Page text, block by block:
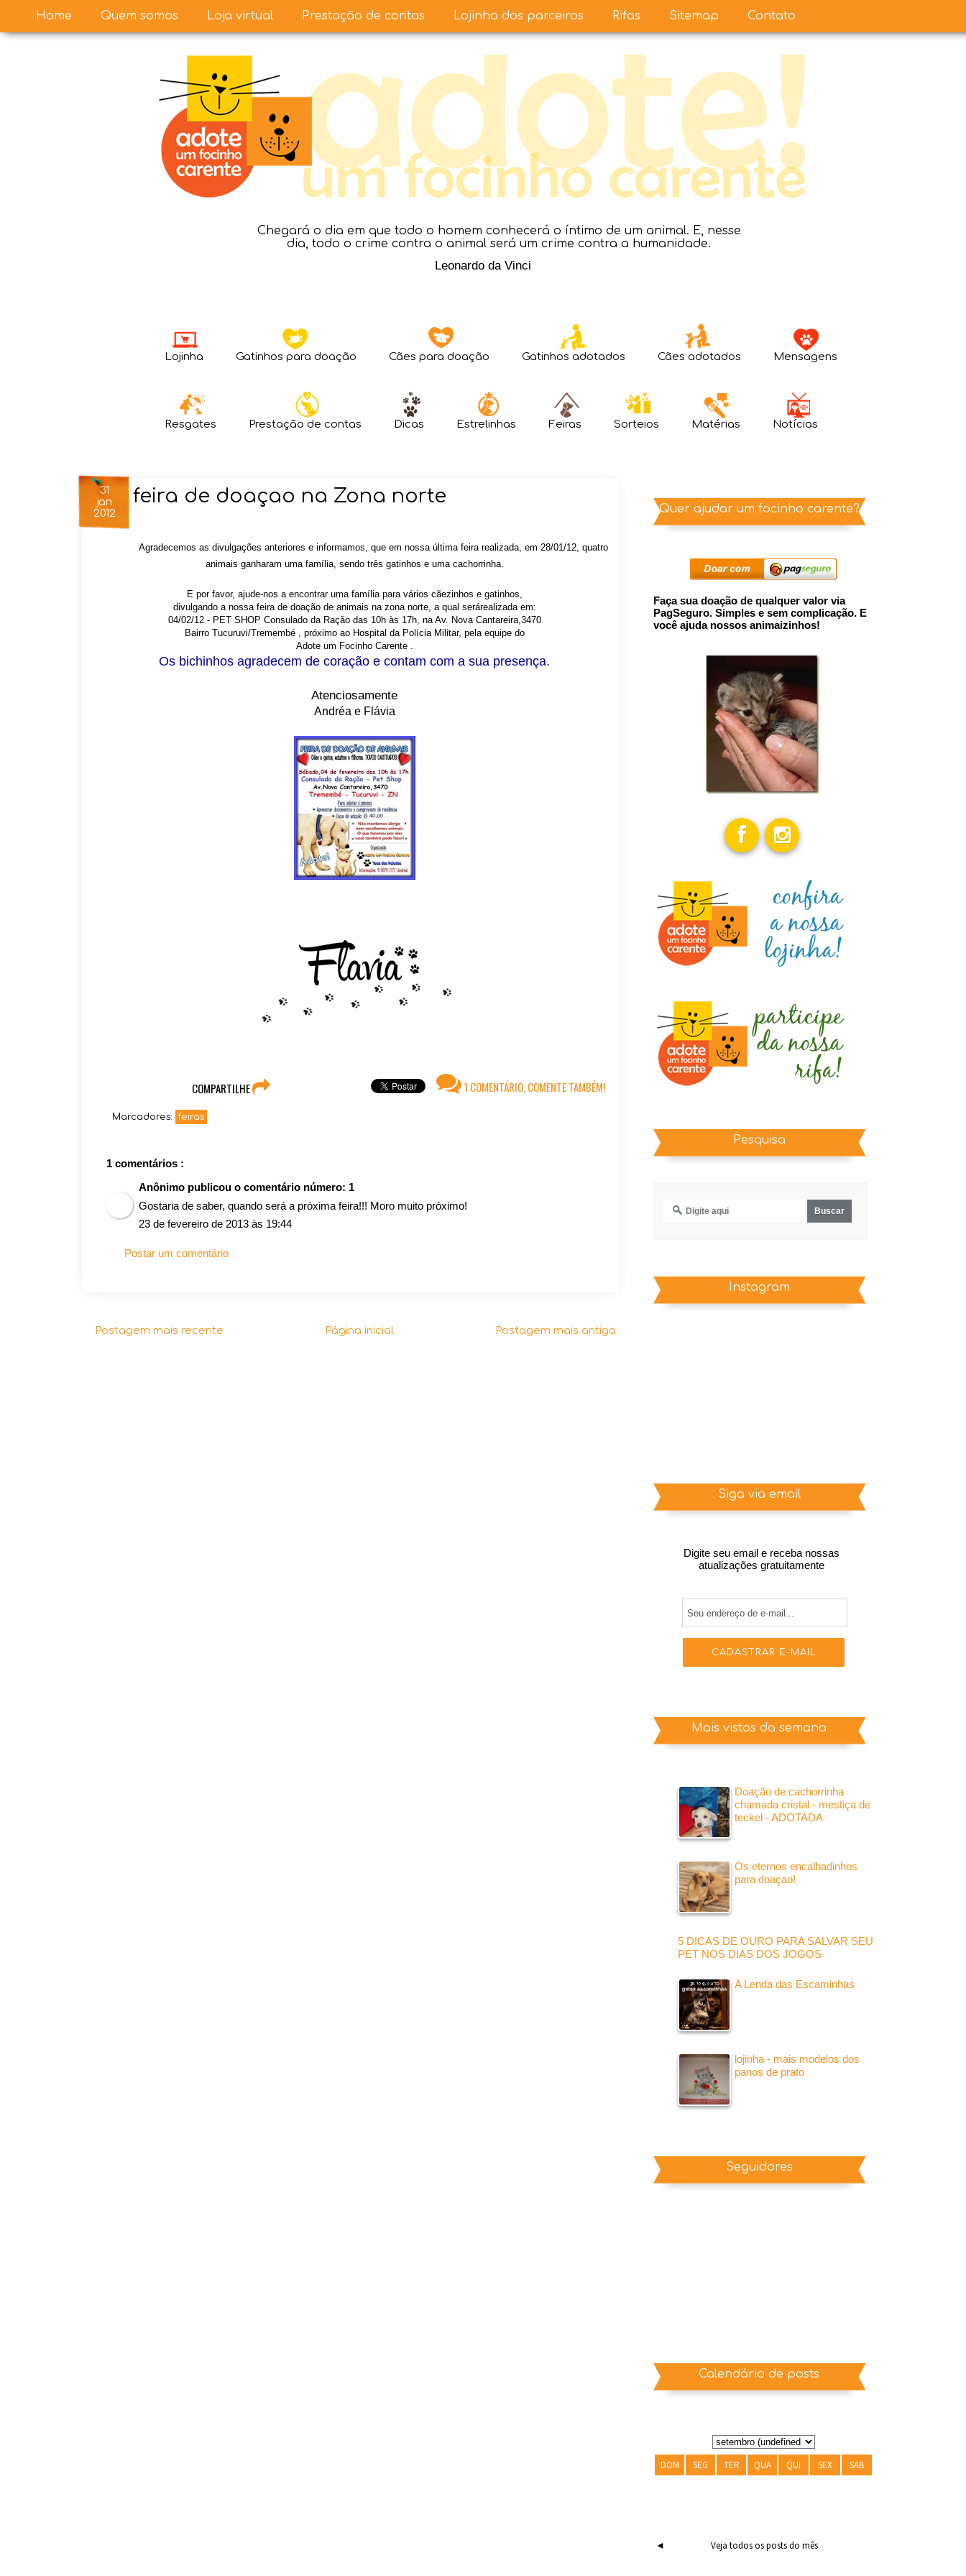
Chegará o dia em que todo o homem conhecerá o íntimo de um animal. E, nesse
dia, todo o crime contra o animal será um crime contra a humanidade.
Leonardo da Vinci
Lojinha Gatinhos para doação Cães para doação Gatinhos adotados Cães adotados Mensagens
Resgates Prestação de contas Dicas Estrelinhas Feiras Sorteios Matérias Notícias
31
jan
2012
feira de doaçao na Zona norte
Agradecemos as divulgações anteriores e informamos, que em nossa última feira realizada, em 28/01/12, quatro
animais ganharam uma família, sendo três gatinhos e uma cachorrinha.
E por favor, ajude-nos a encontrar uma família para vários cãezinhos e gatinhos,
divulgando a nossa feira de doação de animais na zona norte, a qual serárealizada em:
04/02/12 - PET SHOP Consulado da Ração das 10h às 17h, na Av. Nova Cantareira,3470
Bairro Tucuruvi/Tremembé , próximo ao Hospital da Polícia Militar, pela equipe do
Adote um Focinho Carente .
Os bichinhos agradecem de coração e contam com a sua presença.
Atenciosamente
Andréa e Flávia
1 COMENTÁRIO, COMENTE TAMBÉM!
COMPARTILHE
Marcadores: feiras
1 comentários :
Anônimo publicou o comentário número: 1
Gostaria de saber, quando será a próxima feira!!! Moro muito próximo!
23 de fevereiro de 2013 às 19:44
Postar um comentário
Postagem mais recente Postagem mais antiga
Página inicial
Home Quem somos Loja virtual Prestação de contas Lojinha dos parceiros Rifas Sitemap Contato
Quer ajudar um focinho carente?
Faça sua doação de qualquer valor via
PagSeguro. Simples e sem complicação. E
você ajuda nossos animaizinhos!
Pesquisa
Instagram
Siga via email
Digite seu email e receba nossas
atualizações gratuitamente
Mais vistos da semana
Doação de cachorrinha
chamada cristal - mestiça de
teckel - ADOTADA
Os eternos encalhadinhos
para doaçao!
5 DICAS DE OURO PARA SALVAR SEU
PET NOS DIAS DOS JOGOS
A Lenda das Escaminhas
lojinha - mais modelos dos
panos de prato
Seguidores
Calendário de posts
DOM SEG TER QUA QUI SEX SAB
◄ Veja todos os posts do mês